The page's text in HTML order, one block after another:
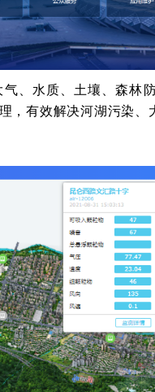
、水质、土壤、森林
，有效解决河湖污染